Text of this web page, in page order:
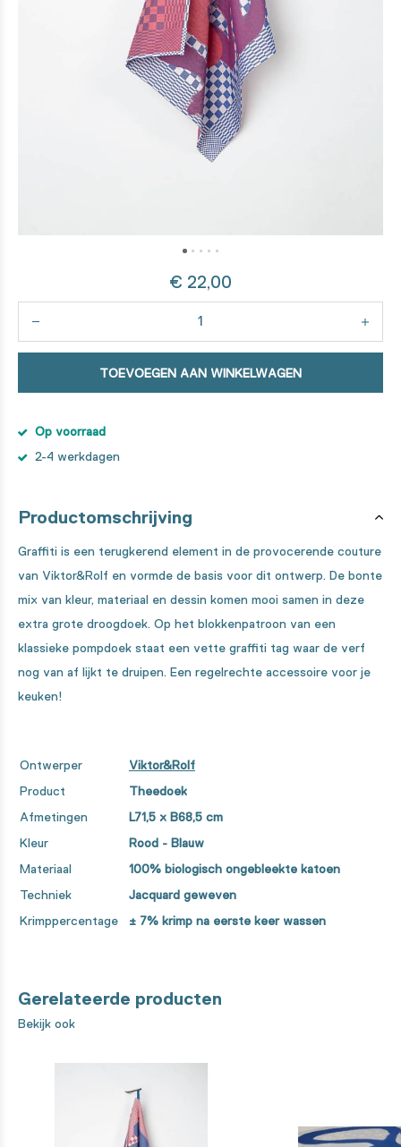
€ 22,00
TOEVOEGEN AAN WINKELWAGEN
Op voorraad
2-4 werkdagen
Productomschrijving
Graffiti is een terugkerend element in de provoce­rende couture
van Viktor&Rolf en vormde de basis voor dit ontwerp. De bonte
mix van kleur, materiaal en dessin komen mooi samen in deze
extra grote droogdoek. Op het blokkenpatroon van een
klassieke pompdoek staat een vette graffiti tag waar de verf
nog van af lijkt te druipen. Een regelrechte accessoire voor je
keuken!
Ontwerper
Viktor&Rolf
Product
Theedoek
Afmetingen
L71,5 x B68,5 cm
Kleur
Rood - Blauw
Materiaal
100% biologisch ongebleekte katoen
Techniek
Jacquard geweven
Krimppercentage
± 7% krimp na eerste keer wassen
Gerelateerde producten
Bekijk ook